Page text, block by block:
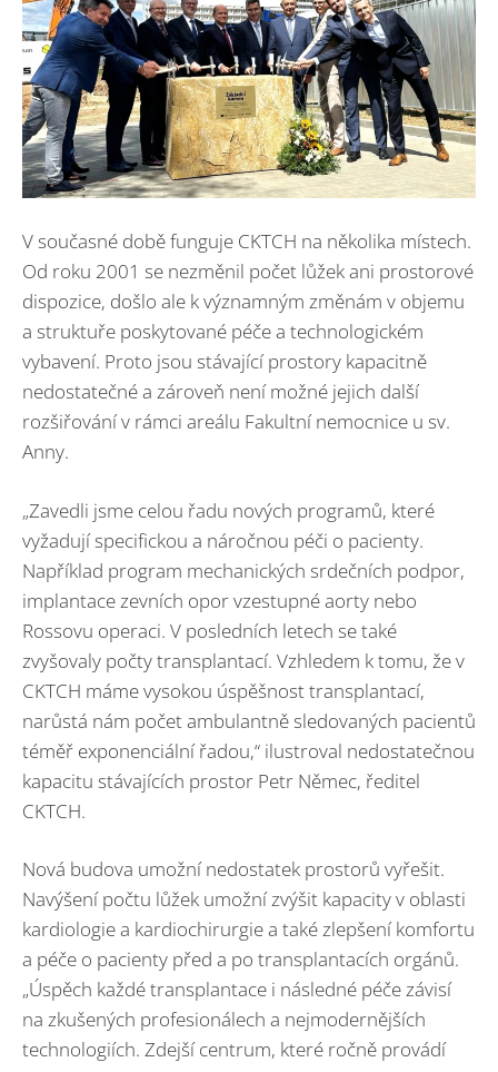
V současné době funguje CKTCH na několika místech.
Od roku 2001 se nezměnil počet lůžek ani prostorové
dispozice, došlo ale k významným změnám v objemu
a struktuře poskytované péče a technologickém
vybavení. Proto jsou stávající prostory kapacitně
nedostatečné a zároveň není možné jejich další
rozšiřování v rámci areálu Fakultní nemocnice u sv.
Anny.
„Zavedli jsme celou řadu nových programů, které
vyžadují specifickou a náročnou péči o pacienty.
Například program mechanických srdečních podpor,
implantace zevních opor vzestupné aorty nebo
Rossovu operaci. V posledních letech se také
zvyšovaly počty transplantací. Vzhledem k tomu, že v
CKTCH máme vysokou úspěšnost transplantací,
narůstá nám počet ambulantně sledovaných pacientů
téměř exponenciální řadou,“ ilustroval nedostatečnou
kapacitu stávajících prostor Petr Němec, ředitel
CKTCH.
Nová budova umožní nedostatek prostorů vyřešit.
Navýšení počtu lůžek umožní zvýšit kapacity v oblasti
kardiologie a kardiochirurgie a také zlepšení komfortu
a péče o pacienty před a po transplantacích orgánů.
„Úspěch každé transplantace i následné péče závisí
na zkušených profesionálech a nejmodernějších
technologiích. Zdejší centrum, které ročně provádí